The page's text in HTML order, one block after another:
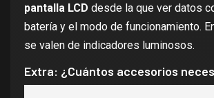
pantalla LCD desde la que ver datos
batería y el modo de funcionamiento.
se valen de indicadores luminosos.
Extra: ¿Cuántos accesorios